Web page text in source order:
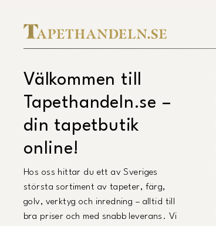
Välkommen till
Tapethandeln.se –
din tapetbutik
online!
Hos oss hittar du ett av Sveriges
största sortiment av tapeter, färg,
golv, verktyg och inredning – alltid till
bra priser och med snabb leverans. Vi